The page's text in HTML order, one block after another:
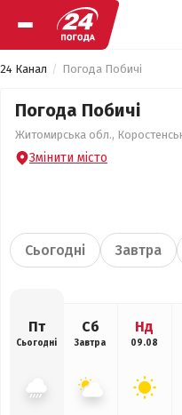
24 Канал Погода Побичі
Погода Побичі
Житомирська обл.,
Змінити місто
Сьогодні Завтра
Пт
Сьогодні
Сб
Завтра
Нд
09.08